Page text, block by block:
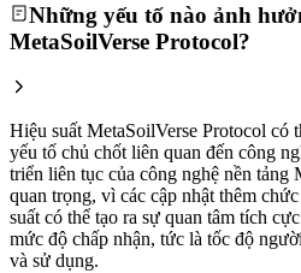
Những yếu tố nào ảnh
MetaSoilVerse Protocol?
Hiệu suất MetaSoilVerse Protocol có
yếu tố chủ chốt liên quan đến công
triển liên tục của công nghệ nền tảng
quan trọng, vì các cập nhật thêm
suất có thể tạo ra sự quan tâm tích
mức độ chấp nhận, tức là tốc độ
và sử dụng.